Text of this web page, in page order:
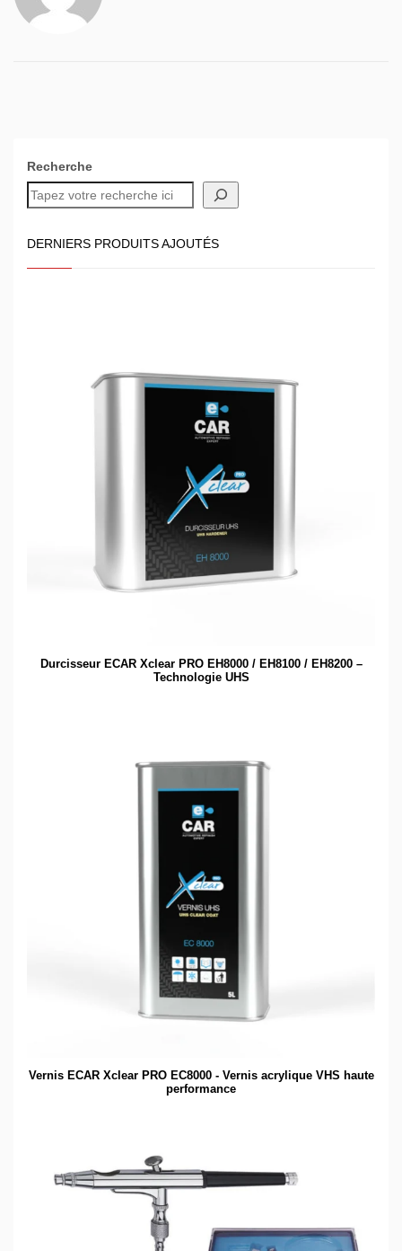
Recherche
DERNIERS PRODUITS AJOUTÉS
Durcisseur ECAR Xclear PRO EH8000 / EH8100 / EH8200 –
Technologie UHS
Vernis ECAR Xclear PRO EC8000 - Vernis acrylique VHS haute
performance